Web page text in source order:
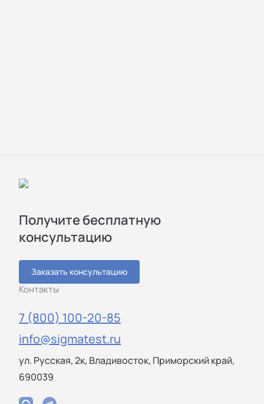
Получите бесплатную
консультацию
Заказать консультацию
Контакты
7 (800) 100-20-85
info@sigmatest.ru
ул. Русская, 2к, Владивосток, Приморский край,
690039